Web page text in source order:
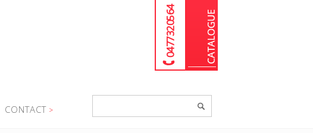
04 77 32 05 64
CONTACT